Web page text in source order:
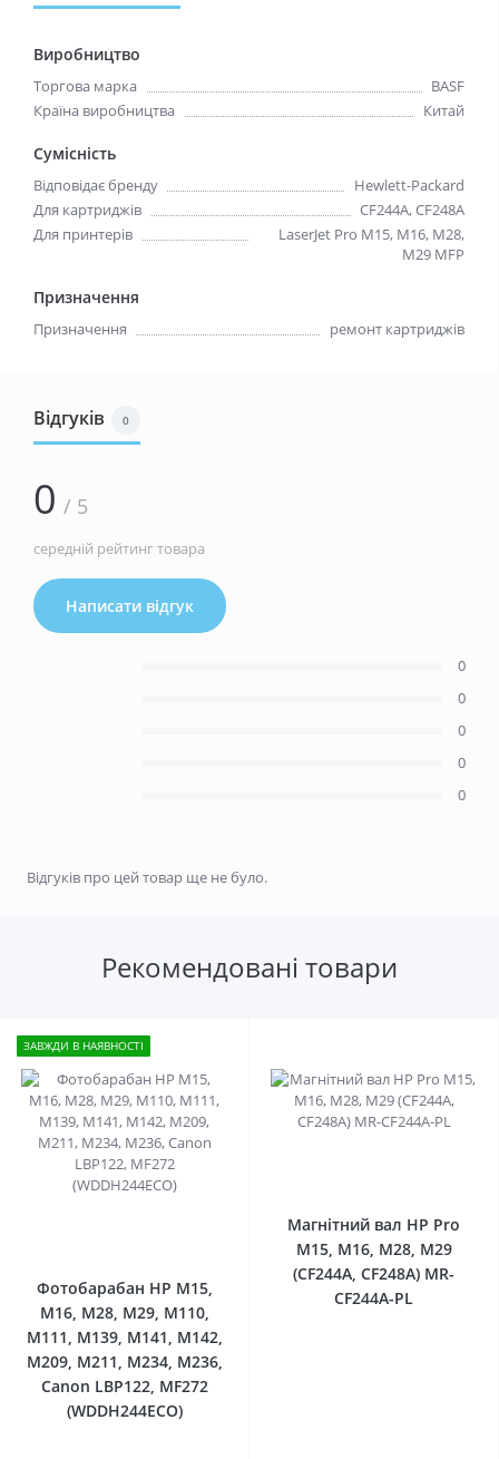
Виробництво
Торгова марка
BASF
Країна виробництва
Китай
Сумісність
Відповідає бренду
Hewlett-Packard
Для картриджів
CF244A, CF248A
Для принтерів
LaserJet Pro M15, M16, M28,
M29 MFP
Призначення
Призначення ремонт картриджів
Відгуків 0
0 / 5
середній рейтинг товара
Написати відгук
0
0
0
0
0
Відгуків про цей товар ще не було.
Рекомендовані товари
ЗАВЖДИ В НАЯВНОСТІ
Фотобарабан HP M15,
M16, M28, M29, M110,
M111, M139, M141, M142,
M209, M211, M234, M236,
Canon LBP122, MF272
(WDDH244ECO)
Магнітний вал HP Pro
M15, M16, M28, M29
(CF244A, CF248A) MR-
CF244A-PL